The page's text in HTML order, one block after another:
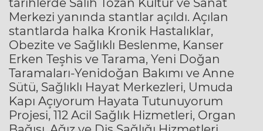
Merkezi yanında stantlar açıldı. Açılan
stantlarda halka Kronik Hastalıklar,
Obezite ve Sağlıklı Beslenme, Kanser
Erken Teşhis ve Tarama, Yeni Doğan
Taramaları-Yenidoğan Bakımı ve Anne
Sütü, Sağlıklı Hayat Merkezleri, Umuda
Kapı Açıyorum Hayata Tutunuyorum
Projesi, 112 Acil Sağlık Hizmetleri, Organ